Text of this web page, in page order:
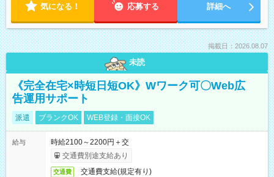
気になる！ 応募する 詳細へ
掲載日：2026.08.07
未読
《完全在宅×時短日短OK》Wワーク可〇Web広
告運用サポート
派遣 ブランクOK WEB登録・面接OK
給与
時給2100～2200円＋交
交通費別途支給あり
交通費 交通費支給(規定有り)